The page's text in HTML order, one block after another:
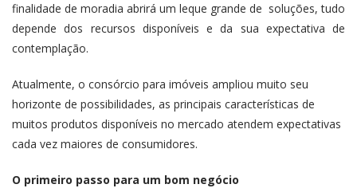
finalidade de moradia abrirá um leque grande de soluções, tudo
depende dos recursos disponíveis e da sua expectativa de
contemplação.
Atualmente, o consórcio para imóveis ampliou muito seu
horizonte de possibilidades, as principais características de
muitos produtos disponíveis no mercado atendem expectativas
cada vez maiores de consumidores.
O primeiro passo para um bom negócio